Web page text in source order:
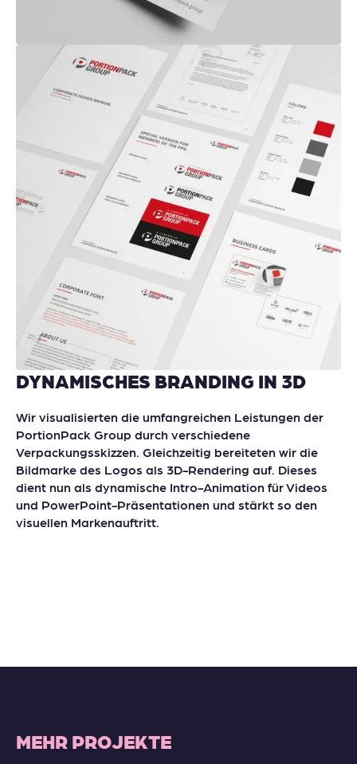
DYNAMISCHES BRANDING IN 3D
Wir visualisierten die umfangreichen Leistungen der
PortionPack Group durch verschiedene
Verpackungsskizzen. Gleichzeitig bereiteten wir die
Bildmarke des Logos als 3D-Rendering auf. Dieses
dient nun als dynamische Intro-Animation für Videos
und PowerPoint-Präsentationen und stärkt so den
visuellen Markenauftritt.
MEHR PROJEKTE